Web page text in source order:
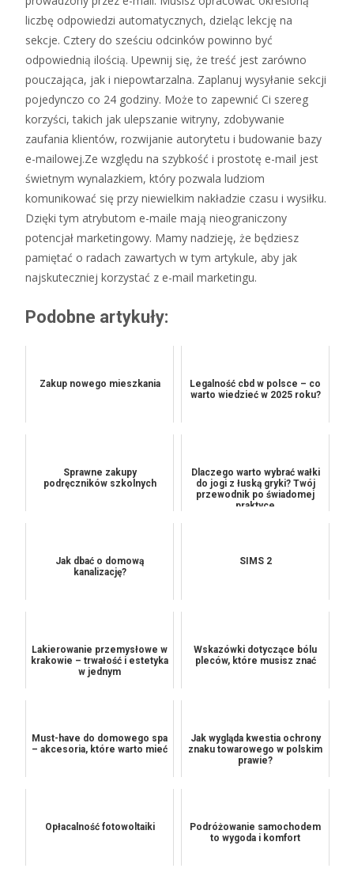
liczbę odpowiedzi automatycznych, dzieląc lekcję na
sekcje. Cztery do sześciu odcinków powinno być
odpowiednią ilością. Upewnij się, że treść jest zarówno
pouczająca, jak i niepowtarzalna. Zaplanuj wysyłanie sekcji
pojedynczo co 24 godziny. Może to zapewnić Ci szereg
korzyści, takich jak ulepszanie witryny, zdobywanie
zaufania klientów, rozwijanie autorytetu i budowanie bazy
e-mailowej.Ze względu na szybkość i prostotę e-mail jest
świetnym wynalazkiem, który pozwala ludziom
komunikować się przy niewielkim nakładzie czasu i wysiłku.
Dzięki tym atrybutom e-maile mają nieograniczony
potencjał marketingowy. Mamy nadzieję, że będziesz
pamiętać o radach zawartych w tym artykule, aby jak
najskuteczniej korzystać z e-mail marketingu.
Podobne artykuły:
Zakup nowego mieszkania
Legalność cbd w polsce – co
warto wiedzieć w 2025 roku?
Sprawne zakupy
podręczników szkolnych
Dlaczego warto wybrać wałki
do jogi z łuską gryki? Twój
przewodnik po świadomej
praktyce
Jak dbać o domową
kanalizację?
SIMS 2
Lakierowanie przemysłowe w
krakowie – trwałość i estetyka
w jednym
Wskazówki dotyczące bólu
pleców, które musisz znać
Must-have do domowego spa
– akcesoria, które warto mieć
Jak wygląda kwestia ochrony
znaku towarowego w polskim
prawie?
Opłacalność fotowoltaiki
Podróżowanie samochodem
to wygoda i komfort